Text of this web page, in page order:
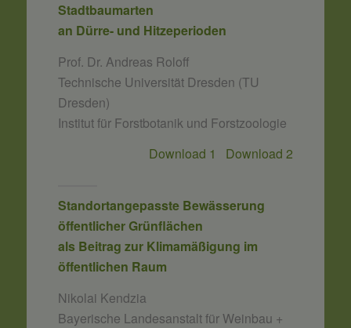
Stadtbaumarten
an Dürre- und Hitzeperioden
Prof. Dr. Andreas Roloff
Technische Universität Dresden (TU
Dresden)
Institut für Forstbotanik und Forstzoologie
Download 1
Download 2
Standortangepasste Bewässerung
öffentlicher Grünflächen
als Beitrag zur Klimamäßigung im
öffentlichen Raum
Nikolai Kendzia
Bayerische Landesanstalt für Weinbau +